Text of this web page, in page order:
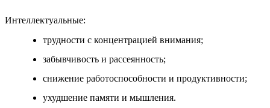
Интеллектуальные:
трудности с концентрацией внимания;
забывчивость и рассеянность;
снижение работоспособности и продуктивности;
ухудшение памяти и мышления.